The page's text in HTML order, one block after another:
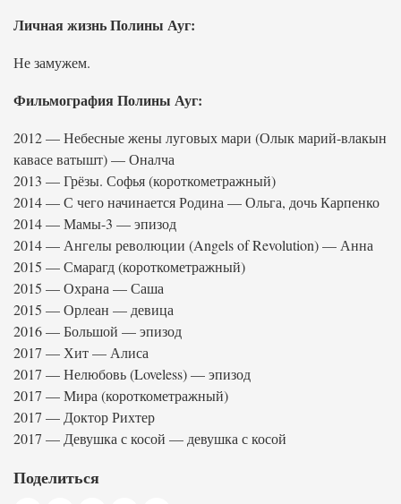
Личная жизнь Полины Ауг:
Не замужем.
Фильмография Полины Ауг:
2012 — Небесные жены луговых мари (Олык марий-влакын
кавасе ватышт) — Оналча
2013 — Грёзы. Софья (короткометражный)
2014 — С чего начинается Родина — Ольга, дочь Карпенко
2014 — Мамы-3 — эпизод
2014 — Ангелы революции (Angels of Revolution) — Анна
2015 — Смарагд (короткометражный)
2015 — Охрана — Саша
2015 — Орлеан — девица
2016 — Большой — эпизод
2017 — Хит — Алиса
2017 — Нелюбовь (Loveless) — эпизод
2017 — Мира (короткометражный)
2017 — Доктор Рихтер
2017 — Девушка с косой — девушка с косой
Поделиться